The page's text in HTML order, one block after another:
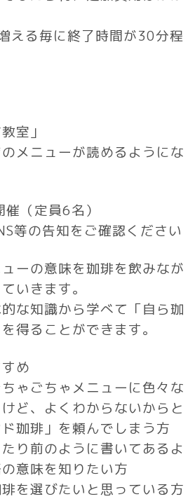
える毎に終了時間が30分程
室」
メニューが読めるようにな
（定員6名）
等の告知をご確認ください
ーの意味を珈琲を飲みなが
いきます。
な知識から学べて「自ら珈
得ることができます。
め
ゃごちゃメニューに色々な
ど、よくわからないからと
珈琲」を頼んでしまう方
り前のように書いてあるよ
意味を知りたい方
を選びたいと思っている方